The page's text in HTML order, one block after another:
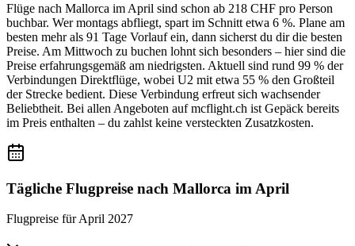
Flüge nach Mallorca im April sind schon ab 218 CHF pro Person
buchbar. Wer montags abfliegt, spart im Schnitt etwa 6 %. Plane am
besten mehr als 91 Tage Vorlauf ein, dann sicherst du dir die besten
Preise. Am Mittwoch zu buchen lohnt sich besonders – hier sind die
Preise erfahrungsgemäß am niedrigsten. Aktuell sind rund 99 % der
Verbindungen Direktflüge, wobei U2 mit etwa 55 % den Großteil
der Strecke bedient. Diese Verbindung erfreut sich wachsender
Beliebtheit. Bei allen Angeboten auf mcflight.ch ist Gepäck bereits
im Preis enthalten – du zahlst keine versteckten Zusatzkosten.
Tägliche Flugpreise nach Mallorca im April
Flugpreise fürApril 2027